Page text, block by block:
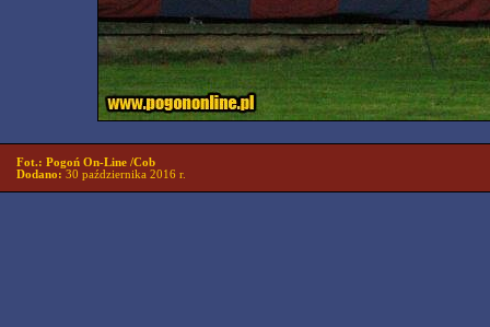
Fot.: Pogoń On-Line /Cob
Dodano: 30 października 2016 r.